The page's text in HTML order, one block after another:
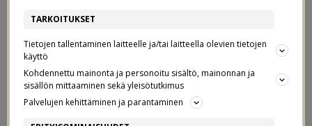
PIKKUJOULUJEN KRUUNU:
PIPARIMOKKAPALAKAKKU
TARKOITUKSET
Tietojen tallentaminen laitteelle ja/tai laitteella olevien tietojen
käyttö
Kohdennettu mainonta ja personoitu sisältö, mainonnan ja
sisällön mittaaminen sekä yleisötutkimus
Palvelujen kehittäminen ja parantaminen